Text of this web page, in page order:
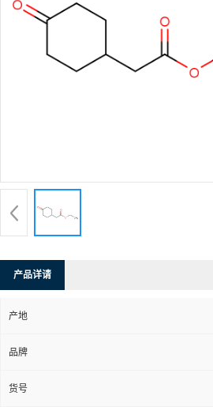
产品详请
产地
品牌
货号